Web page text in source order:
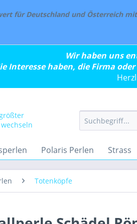
für Deutschland und Österreich
Wir haben uns
Interesse haben, die Firma
Polaris Perlen Strass
Totenköpfe